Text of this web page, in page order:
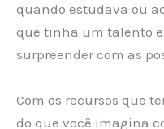
quando estudava ou
que tinha um talento
surpreender com as
Com os recursos que
do que você imagina